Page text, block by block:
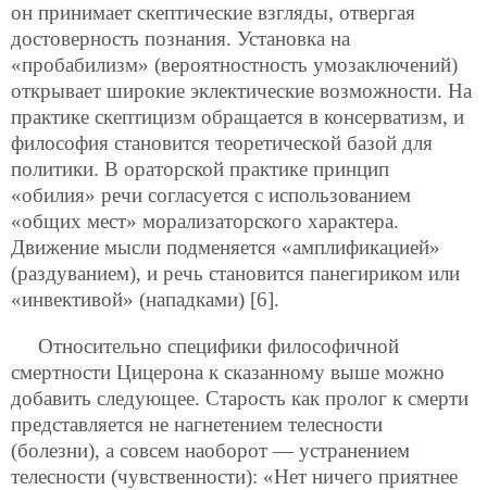
он принимает скептические взгляды, отвергая
достоверность познания. Установка на
«пробабилизм» (вероятностность умозаключений)
открывает широкие эклектические возможности. На
практике скептицизм обращается в консерватизм, и
философия становится теоретической базой для
политики. В ораторской практике принцип
«обилия» речи согласуется с использованием
«общих мест» морализаторского характера.
Движение мысли подменяется «амплификацией»
(раздуванием), и речь становится панегириком или
«инвективой» (нападками) [6].
Относительно специфики философичной
смертности Цицерона к сказанному выше можно
добавить следующее. Старость как пролог к смерти
представляется не нагнетением телесности
(болезни), а совсем наоборот — устранением
телесности (чувственности): «Нет ничего приятнее